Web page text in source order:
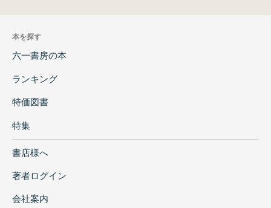
本を探す
六一書房の本
ランキング
特価図書
特集
書店様へ
著者ログイン
会社案内